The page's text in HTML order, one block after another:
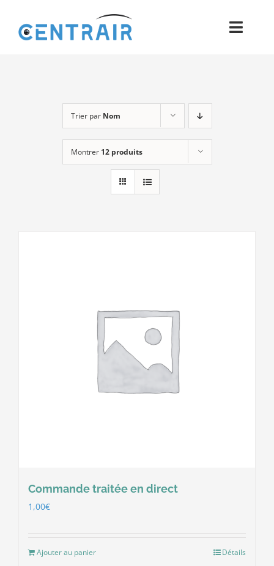
contenu
Moyens
Pièces
Process
Trier par Nom
Montrer 12 produits
Commande traitée en direct
1,00€
Ajouter au panier Détails